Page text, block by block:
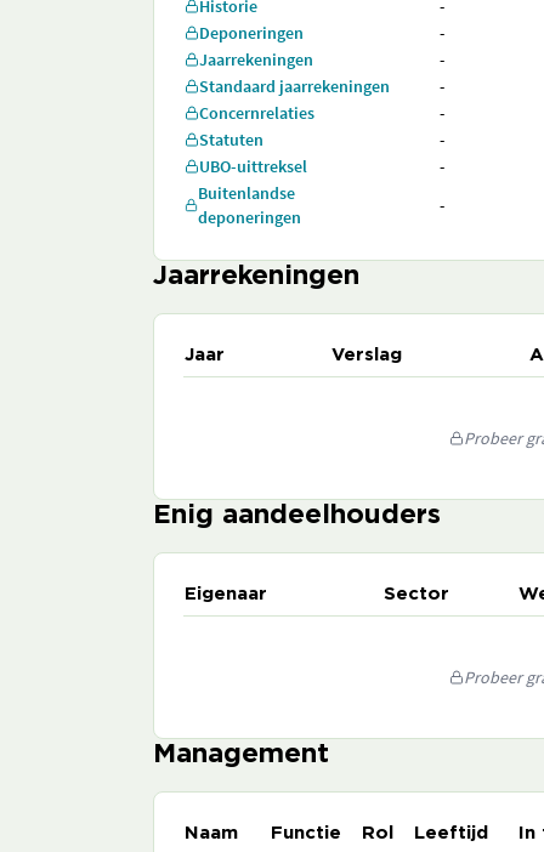
Historie
-
Deponeringen
-
Jaarrekeningen
-
Standaard jaarrekeningen
-
Concernrelaties
-
Statuten
-
UBO-uittreksel
-
Buitenlandse
deponeringen
-
Jaarrekeningen
Jaar Verslag
Probeer
Enig aandeelhouders
Eigenaar Sector
Probeer
Management
Naam Functie Rol Leeftijd